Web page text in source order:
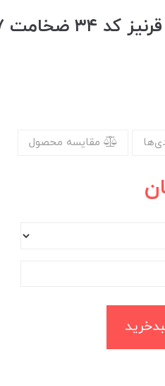
مقایسه محصول